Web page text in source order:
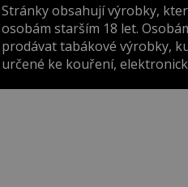
Stránky obsahují výrobky,
osobám starším 18 let.
prodávat tabákové výrobky,
určené ke kouření,